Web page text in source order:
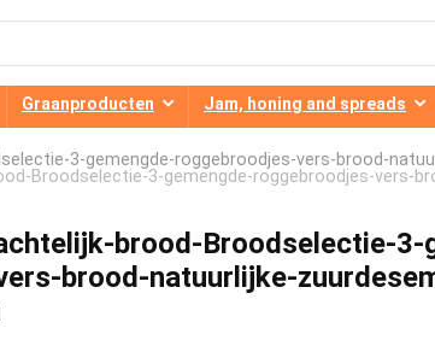
Graanproducten Jam, honing and spreads
3-gemengde-roggebroodjes-vers-brood-
Broodselectie-3-gemengde-roggebroodjes-vers-
brood-Broodselectie-3-
brood-natuurlijke-